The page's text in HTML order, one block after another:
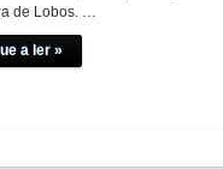
de Lobos. …
a ler »